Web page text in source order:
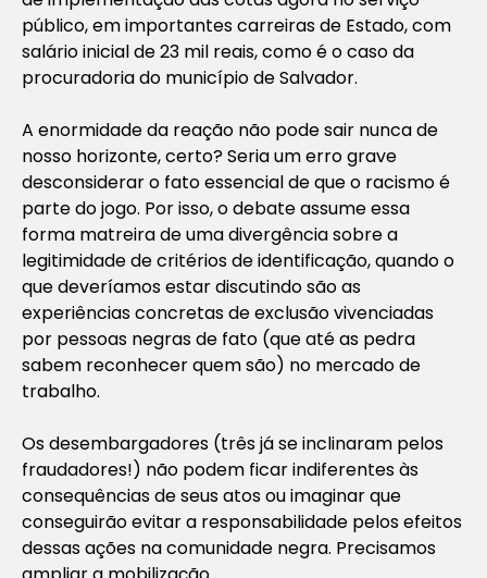
público, em importantes carreiras de Estado, com
salário inicial de 23 mil reais, como é o caso da
procuradoria do município de Salvador.
A enormidade da reação não pode sair nunca de
nosso horizonte, certo? Seria um erro grave
desconsiderar o fato essencial de que o racismo é
parte do jogo. Por isso, o debate assume essa
forma matreira de uma divergência sobre a
legitimidade de critérios de identificação, quando o
que deveríamos estar discutindo são as
experiências concretas de exclusão vivenciadas
por pessoas negras de fato (que até as pedra
sabem reconhecer quem são) no mercado de
trabalho.
Os desembargadores (três já se inclinaram pelos
fraudadores!) não podem ficar indiferentes às
consequências de seus atos ou imaginar que
conseguirão evitar a responsabilidade pelos efeitos
dessas ações na comunidade negra. Precisamos